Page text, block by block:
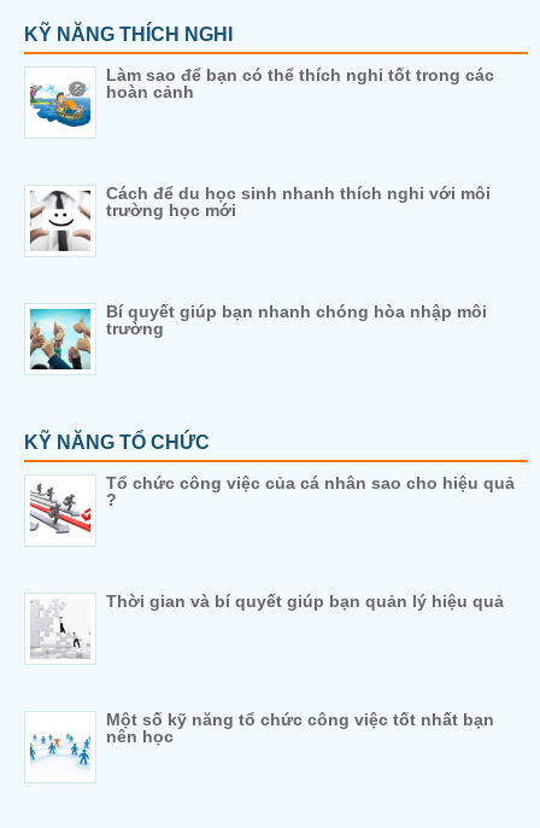
KỸ NĂNG THÍCH NGHI
Làm sao để bạn có thể thích nghi tốt trong các
hoàn cảnh
Cách để du học sinh nhanh thích nghi với môi
trường học mới
Bí quyết giúp bạn nhanh chóng hòa nhập môi
trường
KỸ NĂNG TỔ CHỨC
Tổ chức công việc của cá nhân sao cho hiệu quả
?
Thời gian và bí quyết giúp bạn quản lý hiệu quả
Một số kỹ năng tổ chức công việc tốt nhất bạn
nên học